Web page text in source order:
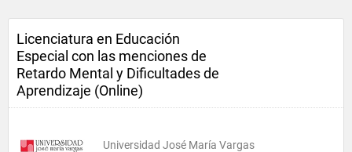
Licenciatura en Educación
Especial con las menciones de
Retardo Mental y Dificultades de
Aprendizaje (Online)
Universidad José María Vargas